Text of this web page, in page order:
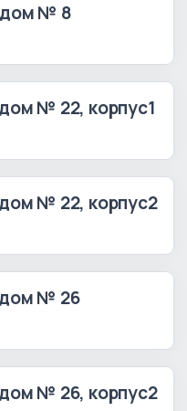
дом № 8
№ 22, корпус1
№ 22, корпус2
№ 26
№ 26, корпус2